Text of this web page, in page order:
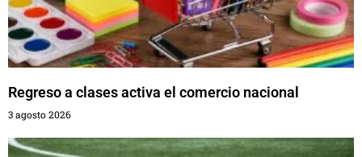
Regreso a clases activa el comercio nacional
3 agosto 2026